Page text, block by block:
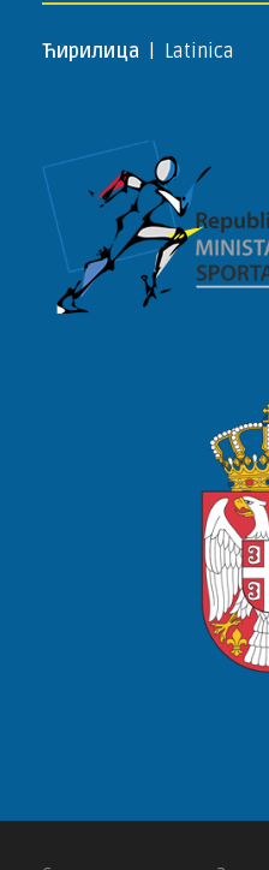
Ћирилица Latinica